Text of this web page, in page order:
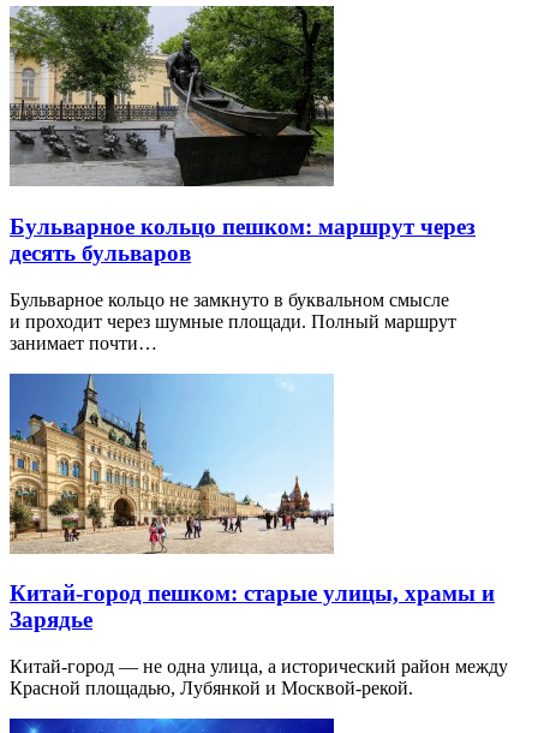
Бульварное кольцо пешком: маршрут через
десять бульваров
Бульварное кольцо не замкнуто в буквальном смысле
и проходит через шумные площади. Полный маршрут
занимает почти…
Китай-город пешком: старые улицы, храмы и
Зарядье
Китай-город — не одна улица, а исторический район между
Красной площадью, Лубянкой и Москвой-рекой.